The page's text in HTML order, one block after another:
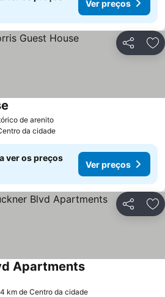
Ver preços
Partilhar
de arenito
da cidade
ver os preços
Ver preços
Partilhar
Apartments
km de Centro da cidade